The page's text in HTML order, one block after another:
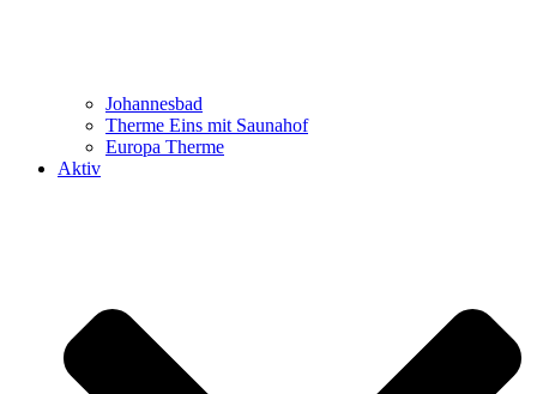
Johannesbad
Therme Eins mit Saunahof
Europa Therme
Aktiv